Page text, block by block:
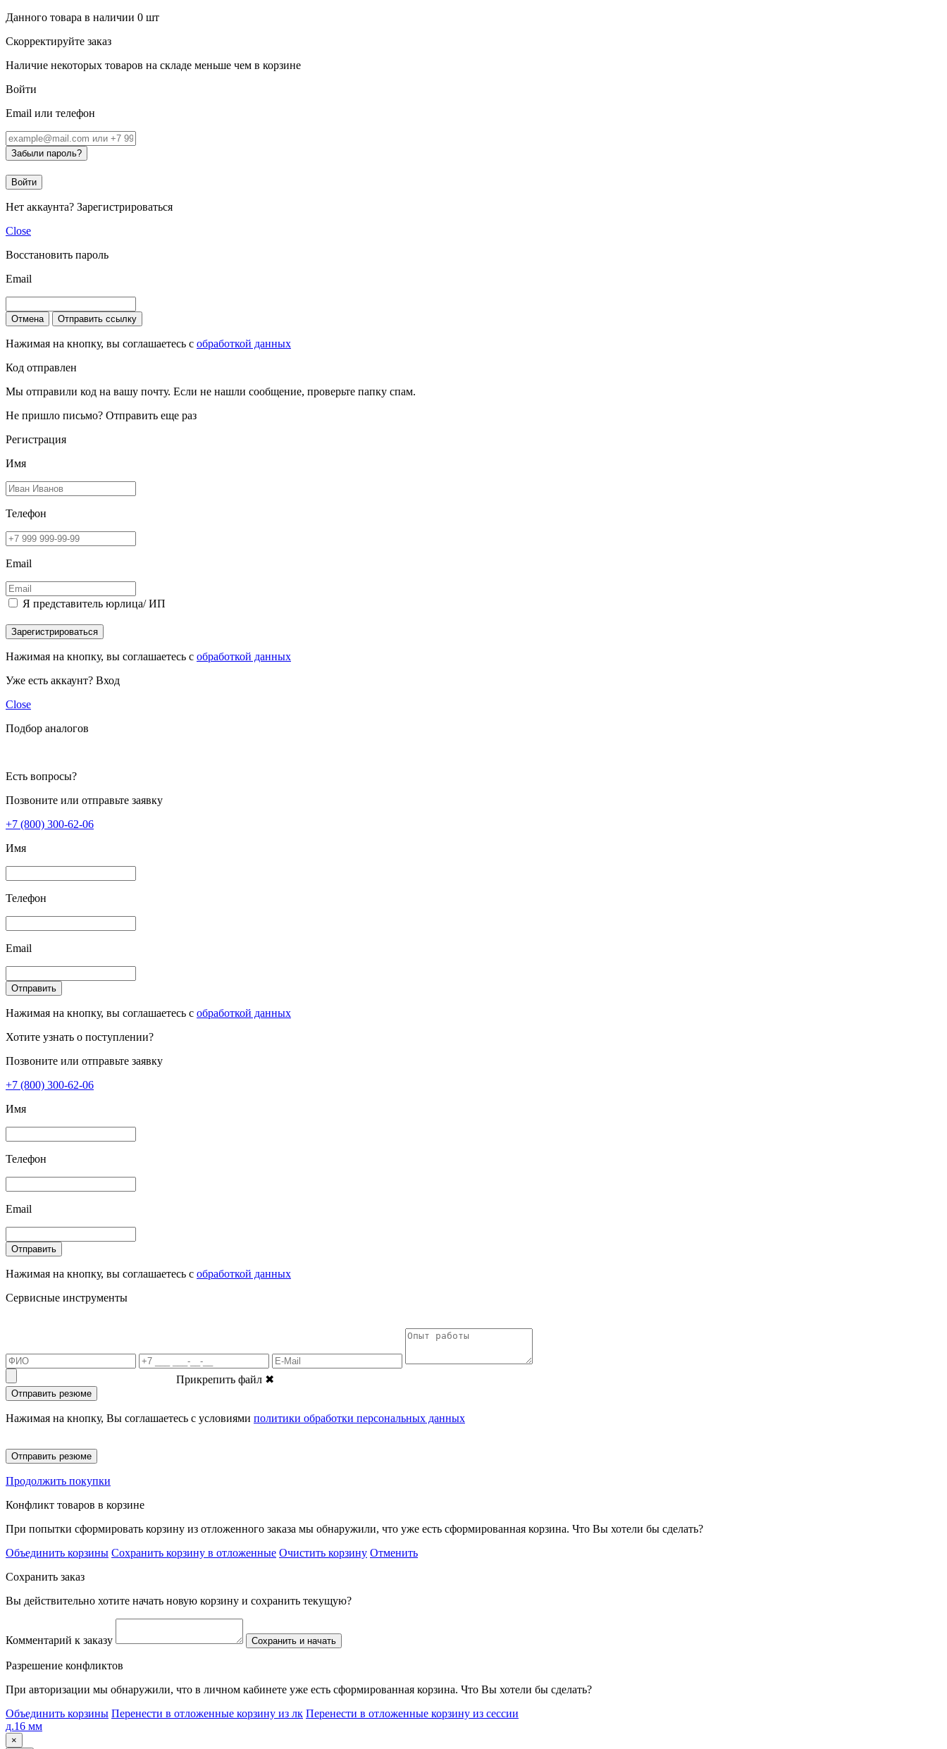
Данного товара в наличии 0 шт
Скорректируйте заказ
Наличие некоторых товаров на складе меньше чем в корзине
Войти
Email или телефон
Забыли пароль?
Войти
Нет аккаунта? Зарегистрироваться
Close
Восстановить пароль
Email
Отмена Отправить ссылку
Нажимая на кнопку, вы соглашаетесь с обработкой данных
Код отправлен
Мы отправили код на вашу почту. Если не нашли сообщение, проверьте папку спам.
Не пришло письмо? Отправить еще раз
Регистрация
Имя
Телефон
Email
Я представитель юрлица/ ИП
Зарегистрироваться
Нажимая на кнопку, вы соглашаетесь с обработкой данных
Уже есть аккаунт? Вход
Close
Подбор аналогов
Есть вопросы?
Позвоните или отправьте заявку
+7 (800) 300-62-06
Имя
Телефон
Email
Отправить
Нажимая на кнопку, вы соглашаетесь с обработкой данных
Хотите узнать о поступлении?
Позвоните или отправьте заявку
+7 (800) 300-62-06
Имя
Телефон
Email
Отправить
Нажимая на кнопку, вы соглашаетесь с обработкой данных
Сервисные инструменты
Прикрепить файл ✖
Отправить резюме
Нажимая на кнопку, Вы соглашаетесь с условиями политики обработки персональных данных
Отправить резюме
Продолжить покупки
Конфликт товаров в корзине
При попытки сформировать корзину из отложенного заказа мы обнаружили, что уже есть сформированная корзина. Что Вы хотели бы сделать?
Объединить корзины Сохранить корзину в отложенные Очистить корзину Отменить
Сохранить заказ
Вы действительно хотите начать новую корзину и сохранить текущую?
Комментарий к заказу Сохранить и начать
Разрешение конфликтов
При авторизации мы обнаружили, что в личном кабинете уже есть сформированная корзина. Что Вы хотели бы сделать?
Объединить корзины Перенести в отложенные корзину из лк Перенести в отложенные корзину из сессии
д.16 мм
×